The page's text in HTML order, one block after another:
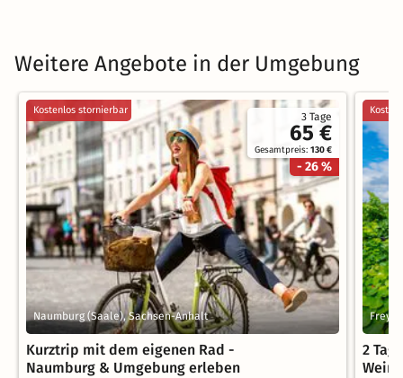
Weitere Angebote in der Umgebung
3 Tage
65 €
Gesamtpreis:130 €
- 26 %
Kostenlos stornierbar
Naumburg (Saale), Sachsen-Anhalt
Kurztrip mit dem eigenen Rad -
Naumburg & Umgebung erleben
2